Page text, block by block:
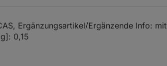
Ergänzungsartikel/Ergänzende Info: mit
0,15